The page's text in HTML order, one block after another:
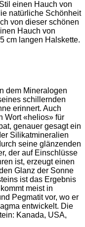
einen Hauch von
natürliche Schönheit
von dieser schönen
Hauch von
cm langen Halskette.
dem Mineralogen
schillernden
erinnert. Auch
Wort «helios» für
genauer gesagt ein
Silikatmineralien
seine glänzenden
der auf Einschlüsse
ist, erzeugt einen
Glanz der Sonne
ist das Ergebnis
meist in
Pegmatit vor, wo er
entwickelt. Die
Kanada, USA,